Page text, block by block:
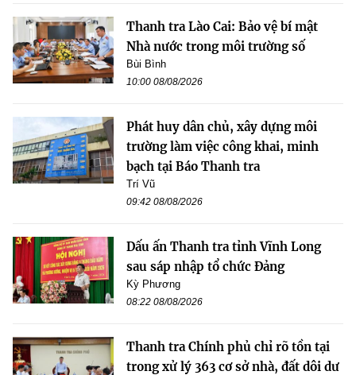
Thanh tra Lào Cai: Bảo vệ bí mật
Nhà nước trong môi trường số
Bùi Bình
10:00 08/08/2026
Phát huy dân chủ, xây dựng môi
trường làm việc công khai, minh
bạch tại Báo Thanh tra
Trí Vũ
09:42 08/08/2026
Dấu ấn Thanh tra tỉnh Vĩnh Long
sau sáp nhập tổ chức Đảng
Kỳ Phương
08:22 08/08/2026
Thanh tra Chính phủ chỉ rõ tồn tại
trong xử lý 363 cơ sở nhà, đất dôi dư